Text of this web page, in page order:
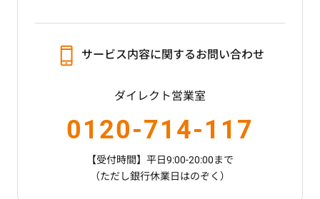
サービス内容に関するお問い合わせ
ダイレクト営業室
0120-714-117
【受付時間】平日9:00-20:00まで
（ただし銀行休業日はのぞく）